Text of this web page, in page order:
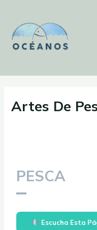
Artes De
PESCA
Escucha Esta